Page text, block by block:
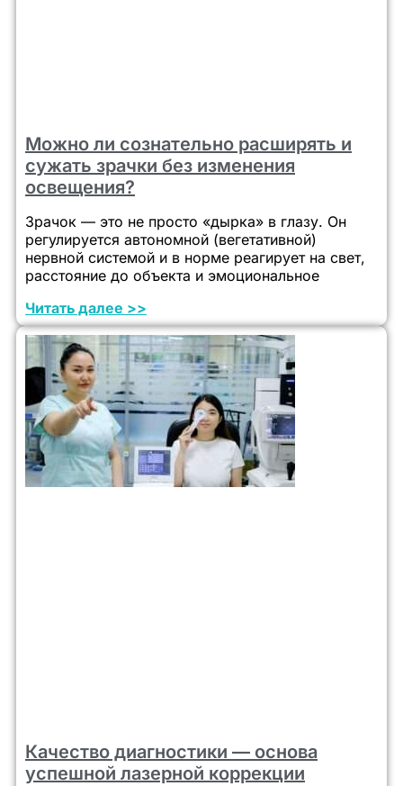
Можно ли сознательно расширять и
сужать зрачки без изменения
освещения?
Зрачок — это не просто «дырка» в глазу. Он
регулируется автономной (вегетативной)
нервной системой и в норме реагирует на свет,
расстояние до объекта и эмоциональное
Читать далее >>
Качество диагностики — основа
успешной лазерной коррекции